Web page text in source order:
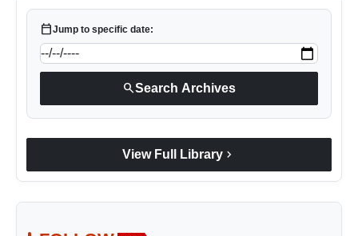
calendar_todayJump to specific date:
searchSearch Archives
View Full Library chevron_right